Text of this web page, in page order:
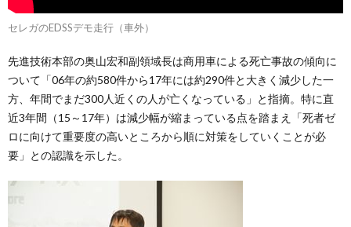
セレガのEDSSデモ走行（車外）
先進技術本部の奥山宏和副領域長は商用車による死亡事故の傾向に
ついて「06年の約580件から17年には約290件と大きく減少した一
方、年間でまだ300人近くの人が亡くなっている」と指摘。特に直
近3年間（15～17年）は減少幅が縮まっている点を踏まえ「死者ゼ
ロに向けて重要度の高いところから順に対策をしていくことが必
要」との認識を示した。